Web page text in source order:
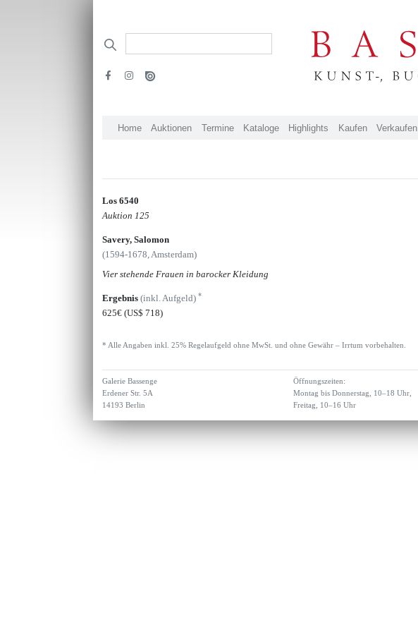
Home Auktionen Termine Kataloge Highlights Kaufen Verkaufen
Los 6540
Auktion 125
Savery, Salomon
(1594-1678, Amsterdam)
Vier stehende Frauen in barocker Kleidung
Ergebnis(inkl. Aufgeld)*
625€(US$ 718)
* Alle Angaben inkl. 25% Regelaufgeld ohne MwSt. und ohne Gewähr – Irrtum vorbehalten.
Galerie Bassenge
Erdener Str. 5A
14193 Berlin
Öffnungszeiten:
Montag bis Donnerstag, 10–18 Uhr,
Freitag, 10–16 Uhr